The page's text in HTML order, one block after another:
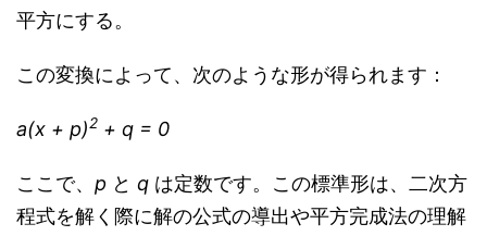
平方にする。
この変換によって、次のような形が得られます：
a(x + p)2 + q = 0
ここで、 p と q は定数です。この標準形は、二次方
程式を解く際に解の公式の導出や平方完成法の理解